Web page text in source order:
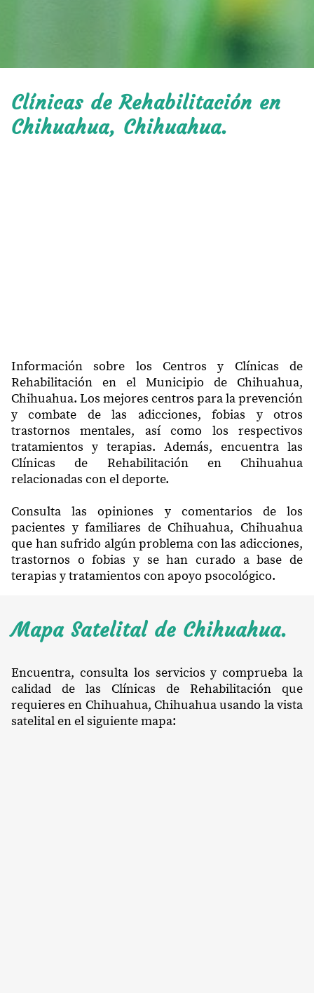
Clínicas de Rehabilitación en
Chihuahua, Chihuahua.
Información sobre los Centros y Clínicas de
Rehabilitación en el Municipio de Chihuahua,
Chihuahua. Los mejores centros para la prevención
y combate de las adicciones, fobias y otros
trastornos mentales, así como los respectivos
tratamientos y terapias. Además, encuentra las
Clínicas de Rehabilitación en Chihuahua
relacionadas con el deporte.
Consulta las opiniones y comentarios de los
pacientes y familiares de Chihuahua, Chihuahua
que han sufrido algún problema con las adicciones,
trastornos o fobias y se han curado a base de
terapias y tratamientos con apoyo psocológico.
Mapa Satelital de Chihuahua.
Encuentra, consulta los servicios y comprueba la
calidad de las Clínicas de Rehabilitación que
requieres en Chihuahua, Chihuahua usando la vista
satelital en el siguiente mapa: